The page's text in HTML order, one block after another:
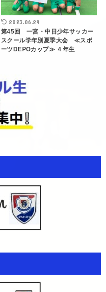
2023.06.29
第45回 一宮・中日少年サッカー
スクール学年別夏季大会 ≪スポ
ーツDEPOカップ≫ ４年生